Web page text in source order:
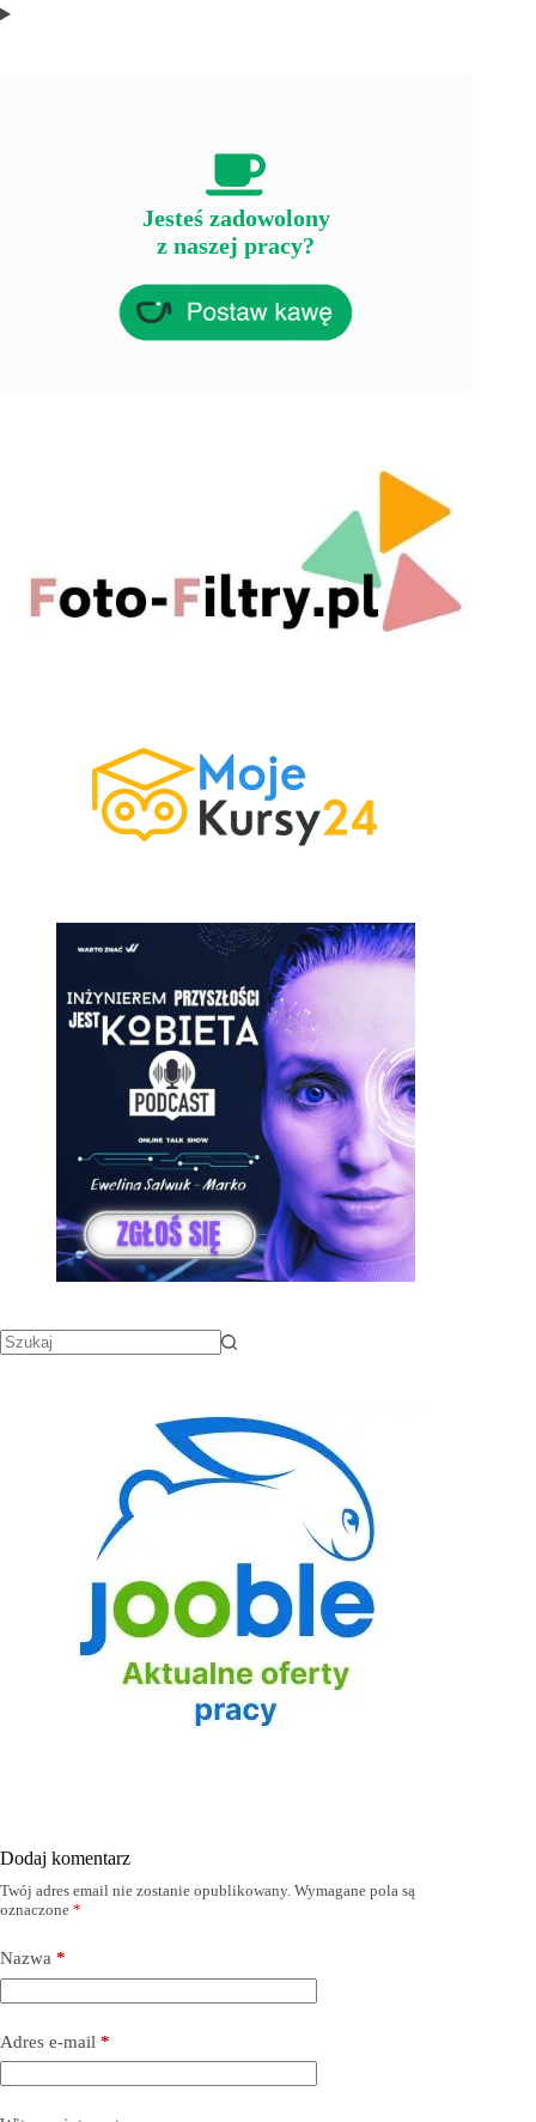
Jesteś zadowolony
z naszej pracy?
Dodaj komentarz
Twój adres email nie zostanie opublikowany. Wymagane pola są
oznaczone *
Nazwa *
Adres e-mail *